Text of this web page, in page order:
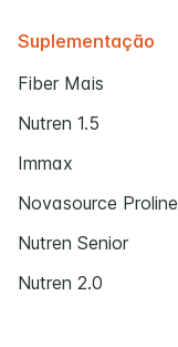
Suplementação
Fiber Mais
Nutren 1.5
Immax
Novasource Proline
Nutren Senior
Nutren 2.0